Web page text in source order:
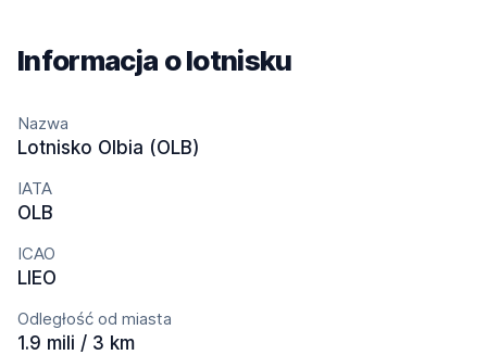
Informacja o lotnisku
Nazwa
Lotnisko Olbia (OLB)
IATA
OLB
ICAO
LIEO
Odległość od miasta
1.9 mili / 3 km